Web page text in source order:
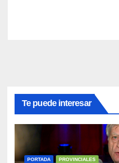
Te puede interesar
PORTADA PROVINCIALES